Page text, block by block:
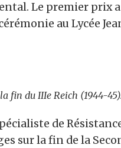
Le premier prix
au Lycée
fin du IIIe Reich (1944-
de
sur la fin de la